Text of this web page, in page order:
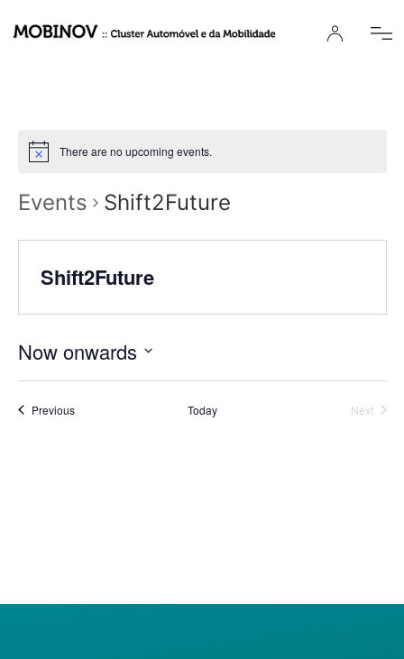
There are no upcoming events.
Events Shift2Future
Shift2Future
Now onwards
date.
PreviousEvents Today Next